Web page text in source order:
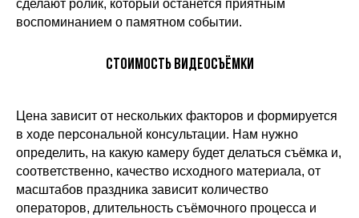
сделают ролик, который останется приятным
воспоминанием о памятном событии.
Стоимость видеосъёмки
Цена зависит от нескольких факторов и формируется
в ходе персональной консультации. Нам нужно
определить, на какую камеру будет делаться съёмка и,
соответственно, качество исходного материала, от
масштабов праздника зависит количество
операторов, длительность съёмочного процесса и